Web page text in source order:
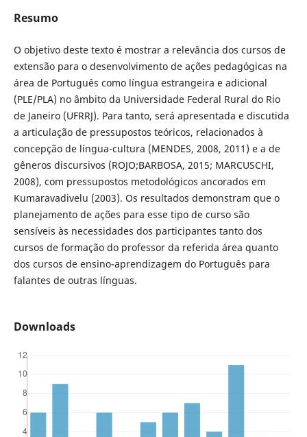
Resumo
O objetivo deste texto é mostrar a relevância dos cursos de
extensão para o desenvolvimento de ações pedagógicas na
área de Português como língua estrangeira e adicional
(PLE/PLA) no âmbito da Universidade Federal Rural do Rio
de Janeiro (UFRRJ). Para tanto, será apresentada e discutida
a articulação de pressupostos teóricos, relacionados à
concepção de língua-cultura (MENDES, 2008, 2011) e a de
gêneros discursivos (ROJO;BARBOSA, 2015; MARCUSCHI,
2008), com pressupostos metodológicos ancorados em
Kumaravadivelu (2003). Os resultados demonstram que o
planejamento de ações para esse tipo de curso são
sensíveis às necessidades dos participantes tanto dos
cursos de formação do professor da referida área quanto
dos cursos de ensino-aprendizagem do Português para
falantes de outras línguas.
Downloads